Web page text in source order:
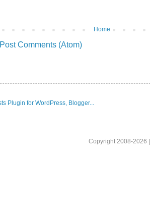
Home
Post Comments (Atom)
Copyright 2008-2026